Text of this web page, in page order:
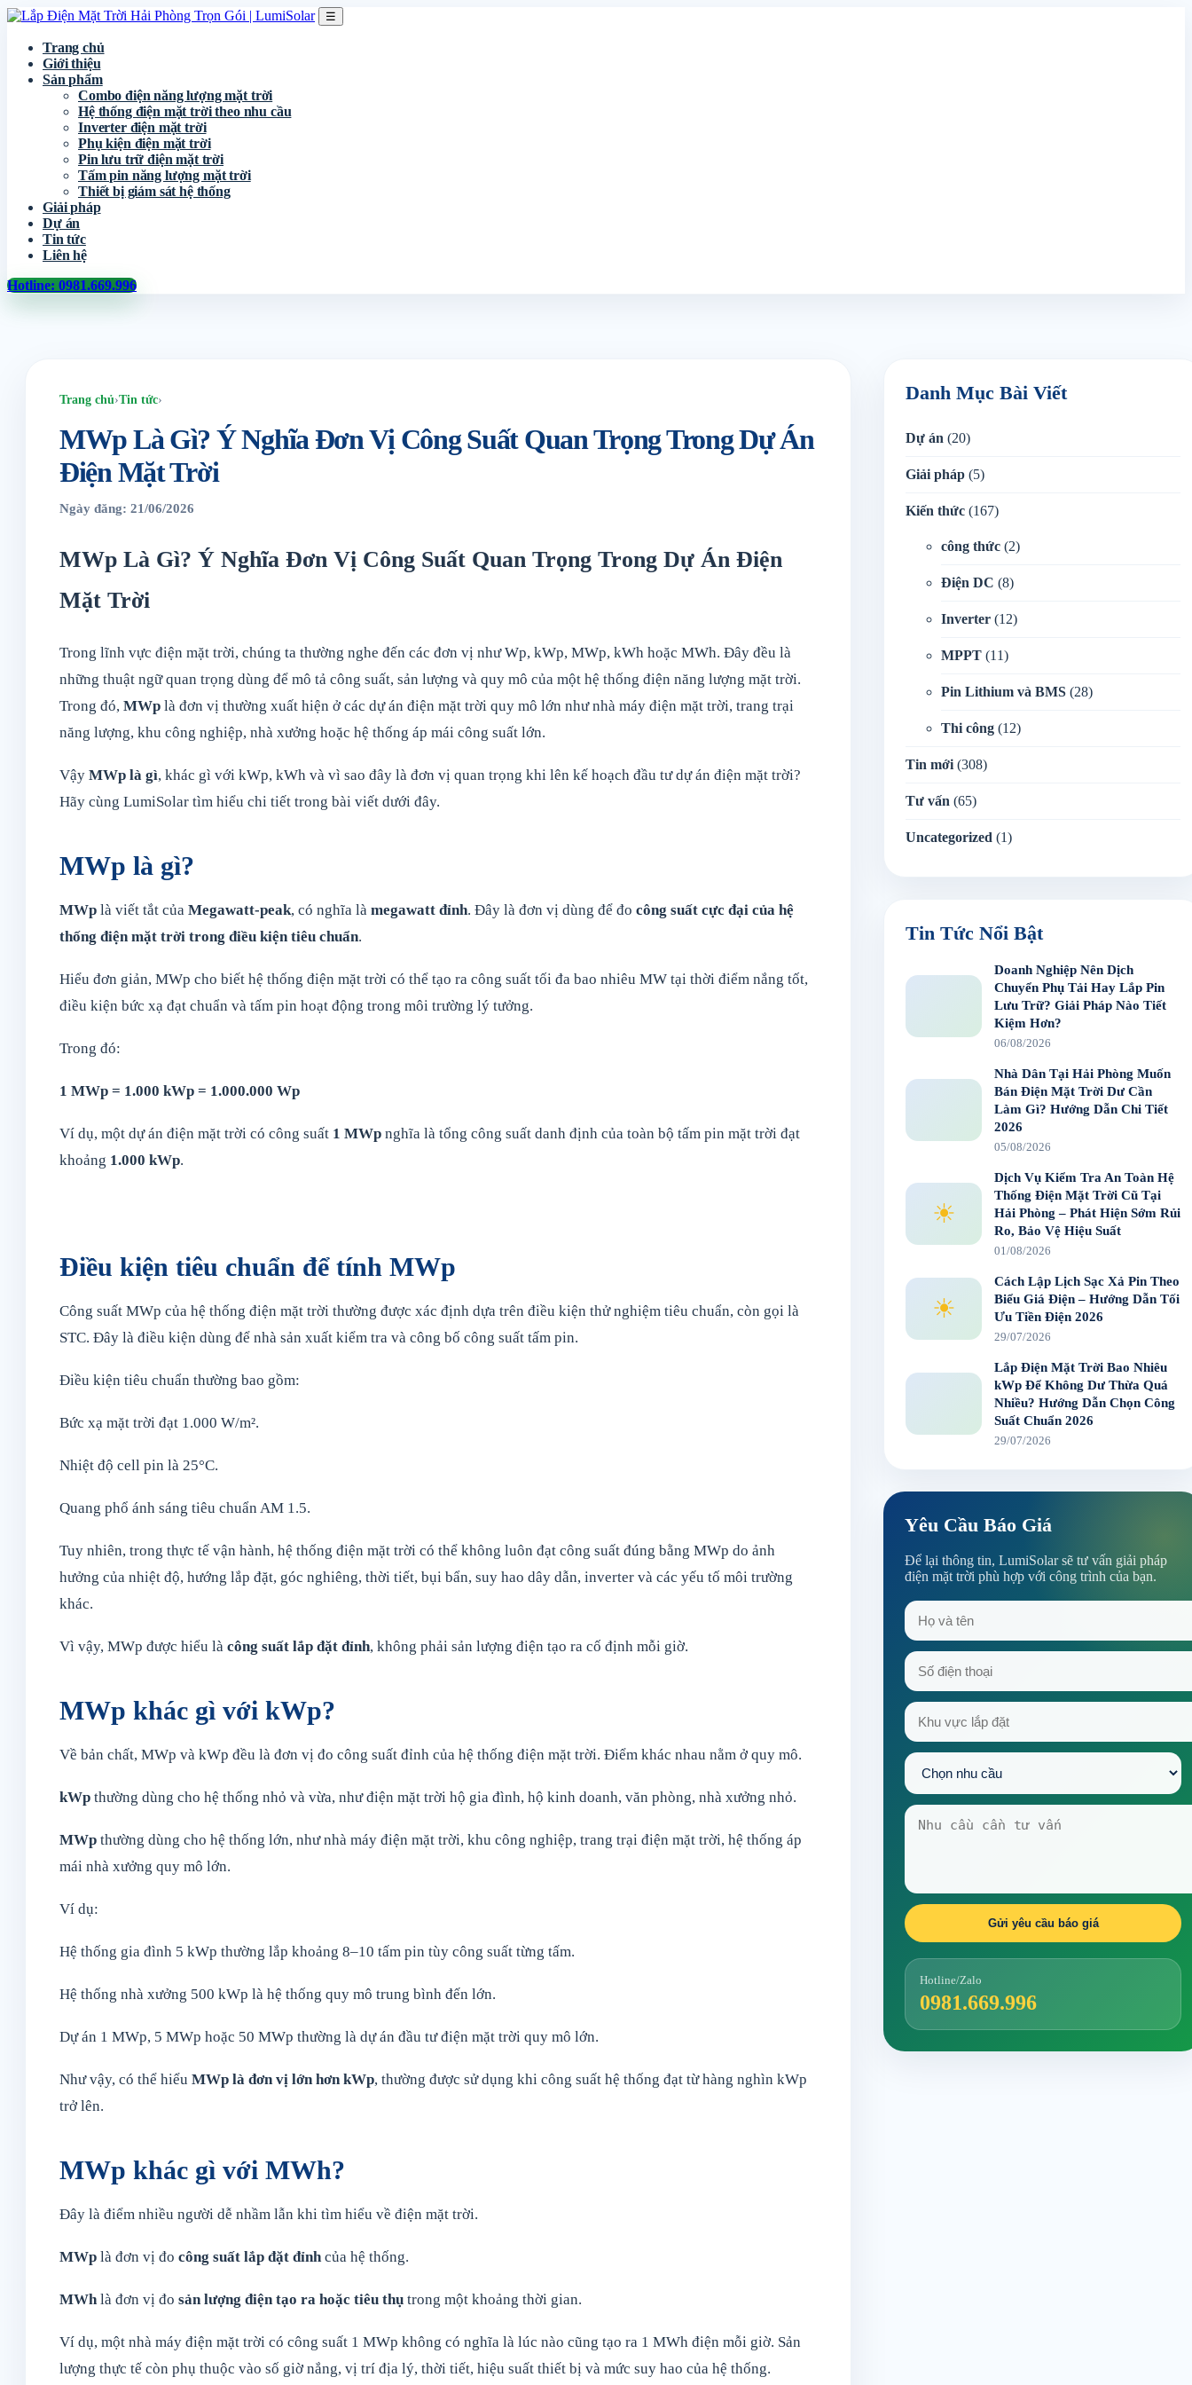
☰
Trang chủ
Giới thiệu
Sản phẩm
Combo điện năng lượng mặt trời
Hệ thống điện mặt trời theo nhu cầu
Inverter điện mặt trời
Phụ kiện điện mặt trời
Pin lưu trữ điện mặt trời
Tấm pin năng lượng mặt trời
Thiết bị giám sát hệ thống
Giải pháp
Dự án
Tin tức
Liên hệ
Hotline: 0981.669.996
Trang chủ›Tin tức›
MWp Là Gì? Ý Nghĩa Đơn Vị Công Suất Quan Trọng Trong Dự Án
Điện Mặt Trời
Ngày đăng: 21/06/2026
MWp Là Gì? Ý Nghĩa Đơn Vị Công Suất Quan Trọng Trong Dự Án Điện
Mặt Trời
Trong lĩnh vực điện mặt trời, chúng ta thường nghe đến các đơn vị như Wp, kWp, MWp, kWh hoặc MWh. Đây đều là
những thuật ngữ quan trọng dùng để mô tả công suất, sản lượng và quy mô của một hệ thống điện năng lượng mặt trời.
Trong đó, MWp là đơn vị thường xuất hiện ở các dự án điện mặt trời quy mô lớn như nhà máy điện mặt trời, trang trại
năng lượng, khu công nghiệp, nhà xưởng hoặc hệ thống áp mái công suất lớn.
Vậy MWp là gì, khác gì với kWp, kWh và vì sao đây là đơn vị quan trọng khi lên kế hoạch đầu tư dự án điện mặt trời?
Hãy cùng LumiSolar tìm hiểu chi tiết trong bài viết dưới đây.
MWp là gì?
MWp là viết tắt của Megawatt-peak, có nghĩa là megawatt đỉnh. Đây là đơn vị dùng để đo công suất cực đại của hệ
thống điện mặt trời trong điều kiện tiêu chuẩn.
Hiểu đơn giản, MWp cho biết hệ thống điện mặt trời có thể tạo ra công suất tối đa bao nhiêu MW tại thời điểm nắng tốt,
điều kiện bức xạ đạt chuẩn và tấm pin hoạt động trong môi trường lý tưởng.
Trong đó:
1 MWp = 1.000 kWp = 1.000.000 Wp
Ví dụ, một dự án điện mặt trời có công suất 1 MWp nghĩa là tổng công suất danh định của toàn bộ tấm pin mặt trời đạt
khoảng 1.000 kWp.
Điều kiện tiêu chuẩn để tính MWp
Công suất MWp của hệ thống điện mặt trời thường được xác định dựa trên điều kiện thử nghiệm tiêu chuẩn, còn gọi là
STC. Đây là điều kiện dùng để nhà sản xuất kiểm tra và công bố công suất tấm pin.
Điều kiện tiêu chuẩn thường bao gồm:
Bức xạ mặt trời đạt 1.000 W/m².
Nhiệt độ cell pin là 25°C.
Quang phổ ánh sáng tiêu chuẩn AM 1.5.
Tuy nhiên, trong thực tế vận hành, hệ thống điện mặt trời có thể không luôn đạt công suất đúng bằng MWp do ảnh
hưởng của nhiệt độ, hướng lắp đặt, góc nghiêng, thời tiết, bụi bẩn, suy hao dây dẫn, inverter và các yếu tố môi trường
khác.
Vì vậy, MWp được hiểu là công suất lắp đặt đỉnh, không phải sản lượng điện tạo ra cố định mỗi giờ.
MWp khác gì với kWp?
Về bản chất, MWp và kWp đều là đơn vị đo công suất đỉnh của hệ thống điện mặt trời. Điểm khác nhau nằm ở quy mô.
kWp thường dùng cho hệ thống nhỏ và vừa, như điện mặt trời hộ gia đình, hộ kinh doanh, văn phòng, nhà xưởng nhỏ.
MWp thường dùng cho hệ thống lớn, như nhà máy điện mặt trời, khu công nghiệp, trang trại điện mặt trời, hệ thống áp
mái nhà xưởng quy mô lớn.
Ví dụ:
Hệ thống gia đình 5 kWp thường lắp khoảng 8–10 tấm pin tùy công suất từng tấm.
Hệ thống nhà xưởng 500 kWp là hệ thống quy mô trung bình đến lớn.
Dự án 1 MWp, 5 MWp hoặc 50 MWp thường là dự án đầu tư điện mặt trời quy mô lớn.
Như vậy, có thể hiểu MWp là đơn vị lớn hơn kWp, thường được sử dụng khi công suất hệ thống đạt từ hàng nghìn kWp
trở lên.
MWp khác gì với MWh?
Đây là điểm nhiều người dễ nhầm lẫn khi tìm hiểu về điện mặt trời.
MWp là đơn vị đo công suất lắp đặt đỉnhcủa hệ thống.
MWhlà đơn vị đo sản lượng điện tạo ra hoặc tiêu thụ trong một khoảng thời gian.
Ví dụ, một nhà máy điện mặt trời có công suất 1 MWp không có nghĩa là lúc nào cũng tạo ra 1 MWh điện mỗi giờ. Sản
lượng thực tế còn phụ thuộc vào số giờ nắng, vị trí địa lý, thời tiết, hiệu suất thiết bị và mức suy hao của hệ thống.
Danh Mục Bài Viết
Dự án (20)
Giải pháp (5)
Kiến thức (167)
công thức (2)
Điện DC (8)
Inverter (12)
MPPT (11)
Pin Lithium và BMS (28)
Thi công (12)
Tin mới (308)
Tư vấn (65)
Uncategorized (1)
Tin Tức Nổi Bật
Doanh Nghiệp Nên Dịch
Chuyển Phụ Tải Hay Lắp Pin
Lưu Trữ? Giải Pháp Nào Tiết
Kiệm Hơn?
06/08/2026
Nhà Dân Tại Hải Phòng Muốn
Bán Điện Mặt Trời Dư Cần
Làm Gì? Hướng Dẫn Chi Tiết
2026
05/08/2026
☀
Dịch Vụ Kiểm Tra An Toàn Hệ
Thống Điện Mặt Trời Cũ Tại
Hải Phòng – Phát Hiện Sớm Rủi
Ro, Bảo Vệ Hiệu Suất
01/08/2026
☀
Cách Lập Lịch Sạc Xả Pin Theo
Biểu Giá Điện – Hướng Dẫn Tối
Ưu Tiền Điện 2026
29/07/2026
Lắp Điện Mặt Trời Bao Nhiêu
kWp Để Không Dư Thừa Quá
Nhiều? Hướng Dẫn Chọn Công
Suất Chuẩn 2026
29/07/2026
Yêu Cầu Báo Giá
Để lại thông tin, LumiSolar sẽ tư vấn giải pháp
điện mặt trời phù hợp với công trình của bạn.
Gửi yêu cầu báo giá
Hotline/Zalo
0981.669.996